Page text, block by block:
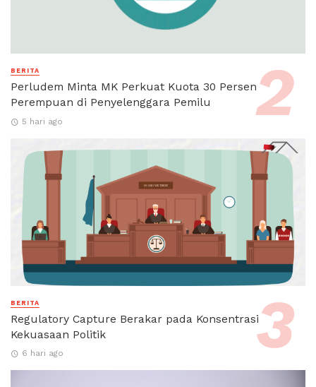
BERITA
Perludem Minta MK Perkuat Kuota 30 Persen
Perempuan di Penyelenggara Pemilu
5 hari ago
BERITA
Regulatory Capture Berakar pada Konsentrasi
Kekuasaan Politik
6 hari ago